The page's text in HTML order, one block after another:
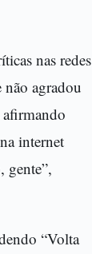
nas redes
agradou
afirmando
internet
gente”,
“Volta